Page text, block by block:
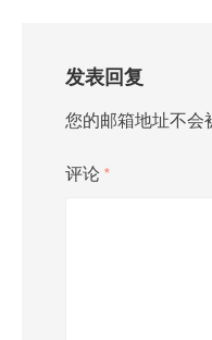
发表回复
您的邮箱地址不会
评论 *